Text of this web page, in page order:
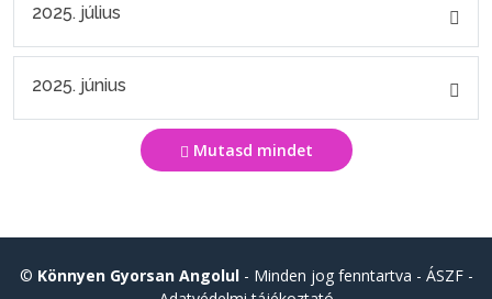
2025. július
2025. június
Mutasd mindet
© Könnyen Gyorsan Angolul- Minden jog fenntartva - ÁSZF-